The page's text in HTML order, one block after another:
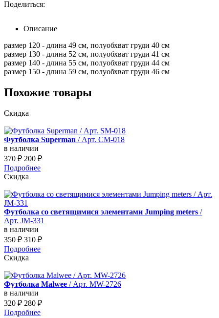
Поделиться:
Описание
размер 120 - длина 49 см, полуобхват груди 40 см
размер 130 - длина 52 см, полуобхват груди 41 см
размер 140 - длина 55 см, полуобхват груди 44 см
размер 150 - длина 59 см, полуобхват груди 46 см
Похожие товары
Скидка
Футболка Superman / Арт. CM-018
в наличии
370 ₽ 200 ₽
Подробнее
Скидка
Футболка со светящимися элементами Jumping meters /
Арт. JM-331
в наличии
350 ₽ 310 ₽
Подробнее
Скидка
Футболка Malwee / Арт. MW-2726
в наличии
320 ₽ 280 ₽
Подробнее